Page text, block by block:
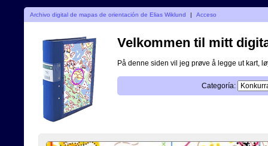
Archivo digital de mapas de orientación de Elias Wiklund | Acceso
Velkommen til mitt
På denne siden vil jeg prøve å legge ut kart,
Categoría: